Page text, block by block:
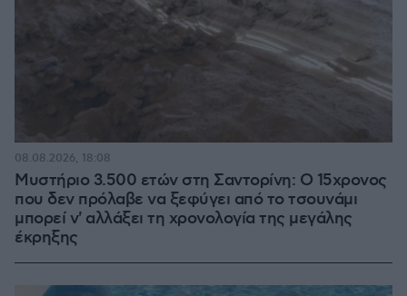
Μυστήριο 3.500 ετών στη Σαντορίνη: Ο 15χρονος
που δεν πρόλαβε να ξεφύγει από το τσουνάμι
μπορεί ν' αλλάξει τη χρονολογία της μεγάλης
έκρηξης
08.08.2026, 18:08